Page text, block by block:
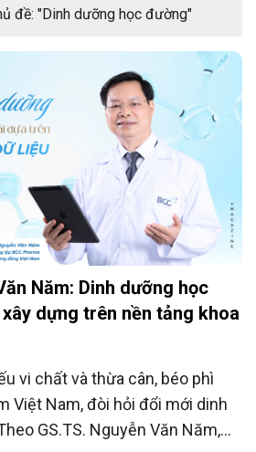
đề: "Dinh dưỡng học đường"
Năm: Dinh dưỡng học
dựng trên nền tảng khoa
vi chất và thừa cân, béo phì
Việt Nam, đòi hỏi đổi mới dinh
GS.TS. Nguyễn Văn Năm,